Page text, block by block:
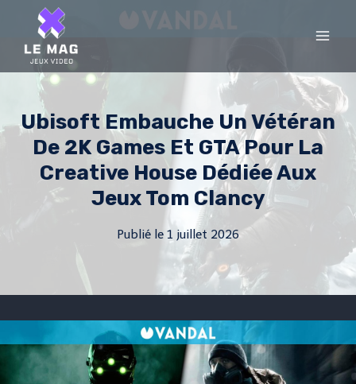
content
Ubisoft Embauche Un Vétéran
De 2K Games Et GTA Pour La
Creative House Dédiée Aux
Jeux Tom Clancy
Publié le 1 juillet 2026